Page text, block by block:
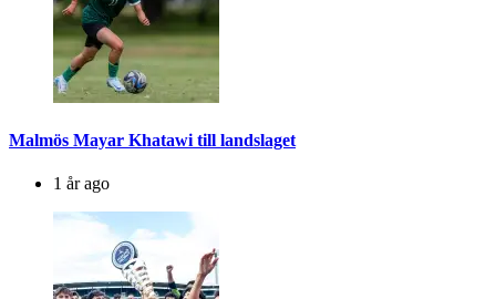
Malmös Mayar Khatawi till landslaget
1 år ago